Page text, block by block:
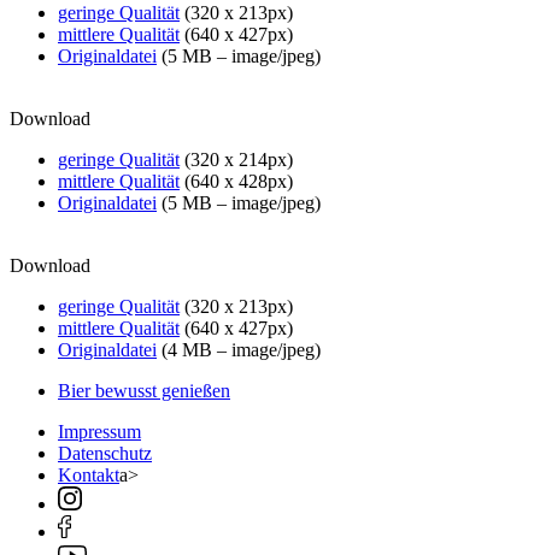
geringe Qualität (320 x 213px)
mittlere Qualität (640 x 427px)
Originaldatei (5 MB – image/jpeg)
Download
geringe Qualität (320 x 214px)
mittlere Qualität (640 x 428px)
Originaldatei (5 MB – image/jpeg)
Download
geringe Qualität (320 x 213px)
mittlere Qualität (640 x 427px)
Originaldatei (4 MB – image/jpeg)
Bier bewusst genießen
Impressum
Datenschutz
Kontakta>